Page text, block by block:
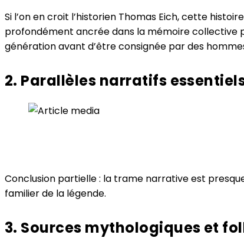
Si l’on en croit l’historien Thomas Eich, cette
profondément ancrée dans la mémoire collective
génération avant d’être consignée par des
2. Parallèles narratifs
Conclusion partielle : la trame narrative est
familier de la légende.
3. Sources mythologiques et